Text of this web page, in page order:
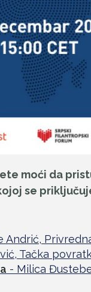
moći da
se
Andrić,
Tačka
- Milica